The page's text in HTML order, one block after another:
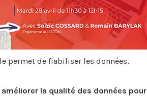
permet de fiabiliser les données,
améliorer la qualité des données pour